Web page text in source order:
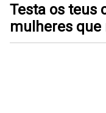
Testa os teus
mulheres